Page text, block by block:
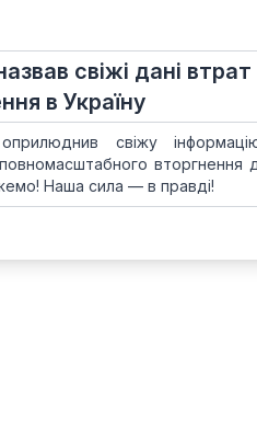
свіжі дані втрат
в Україну
свіжу
вторгнення
Наша сила — в правді!